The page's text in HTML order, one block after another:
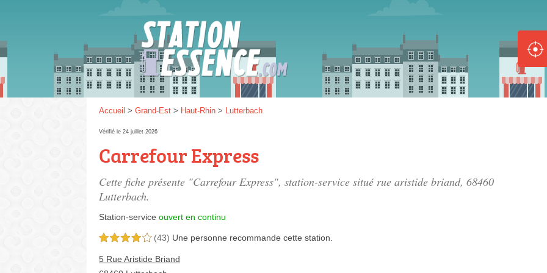
Accueil > Grand-Est > Haut-Rhin > Lutterbach
Vérifié le 24 juillet 2026
Carrefour Express
Cette fiche présente "Carrefour Express", station-service situé rue aristide briand, 68460
Lutterbach.
Station-service ouvert en continu
4,0 étoiles sur 5 (43) Une personne recommande cette station.
5 Rue Aristide Briand
Gazole :
Disponible Épuisé
SP 98 :
SP 95 :
Disponible Épuisé